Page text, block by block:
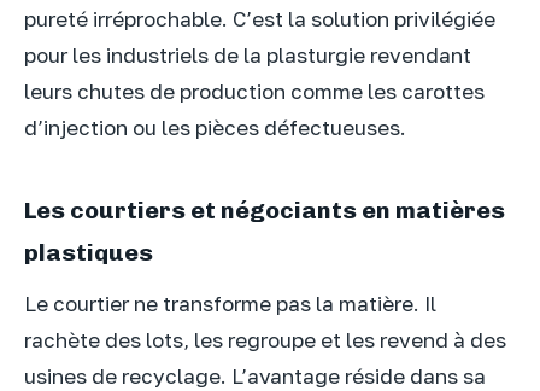
pureté irréprochable. C’est la solution privilégiée
pour les industriels de la plasturgie revendant
leurs chutes de production comme les carottes
d’injection ou les pièces défectueuses.
Les courtiers et négociants en matières
plastiques
Le courtier ne transforme pas la matière. Il
rachète des lots, les regroupe et les revend à des
usines de recyclage. L’avantage réside dans sa